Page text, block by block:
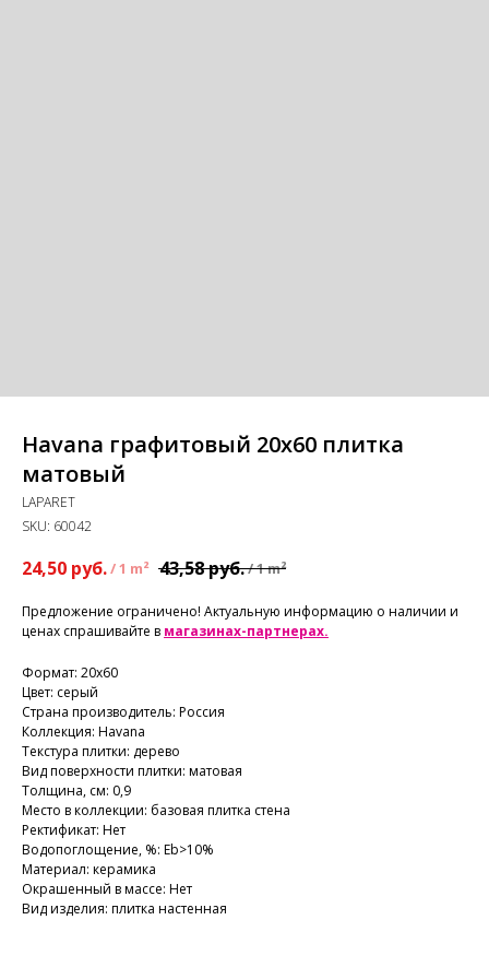
Havana графитовый 20x60 плитка
матовый
LAPARET
SKU: 60042
24,50 руб./1 m² 43,58руб./1 m²
Предложение ограничено! Актуальную информацию о наличии и
ценах спрашивайте в магазинах-партнерах.
Формат: 20х60
Цвет: серый
Страна производитель: Россия
Коллекция: Havana
Текстура плитки: дерево
Вид поверхности плитки: матовая
Толщина, см: 0,9
Место в коллекции: базовая плитка стена
Ректификат: Нет
Водопоглощение, %: Еb>10%
Материал: керамика
Окрашенный в массе: Нет
Вид изделия: плитка настенная